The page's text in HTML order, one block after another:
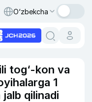
O‘zbekcha
tog‘-kon va
1
qilinadi